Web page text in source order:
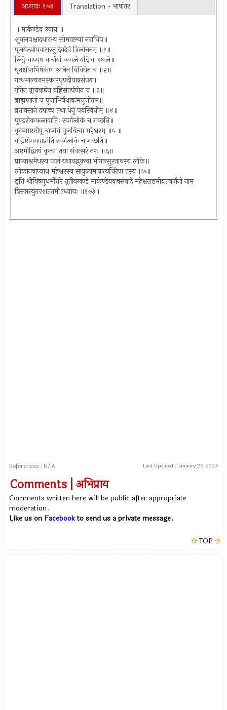
अध्यायः १७३ Translation - भाषांतर
॥मार्कण्डेय उवाच ॥
शुक्लपक्षादथारभ्य सोमाष्टम्यां नराधिप॥
पूजयेत्सोपवासस्तु देवदेवं त्रिलोचनम् ॥१॥
लिङ्गे वाप्यथ वार्चायां कमले यदि वा स्थले॥
घृतक्षीराभिषेकेण स्नानेन विविधेन च ॥२॥
गन्धमाल्यनमस्कारधूपदीपान्नसंपदा॥
गीतेन नृत्यवाद्येन वह्निसंतर्पणेन च ॥३॥
ब्राह्मणानां च पूजाभिर्यथावन्मनुजोत्तम॥
व्रतावसाने दद्याच्च तथा धेनुं पयस्विनीम् ॥४॥
पुण्डरीकफलावाप्तिः स्वर्गलोकं च गच्छति॥
कृष्णाष्टमीषु चाप्येवं पूजयित्वा महेश्वरम् ॥५ ॥
वह्निष्टोममवाप्नोति स्वर्गलोकं च गच्छति॥
अष्टमीद्वितयं कृत्वा तथा संवत्सरं नरः ॥६॥
प्राप्याश्वमेधस्य फलं यथावद्भुक्त्वा भोगान्सुरनाथस्य लोके॥
लोकानवाप्याथ महेश्वरस्य सायुज्यमायात्यचिरेण तस्य ॥७॥
इति श्रीविष्णुधर्मोत्तरे तृतीयखण्डे मार्कण्डेयवज्रसंवादे महेश्वराष्टमीव्रतवर्णनो नाम
त्रिसप्तत्युत्तरशततमोऽध्यायः ॥१७३॥
References : N/A Last Updated : January 26, 2023
Comments | अभिप्राय
Comments written here will be public after appropriate
moderation.
Like us on Facebookto send us a private message.
TOP